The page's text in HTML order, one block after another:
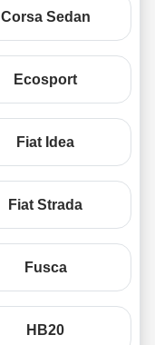
Corsa Sedan
Ecosport
Fiat Idea
Fiat Strada
Fusca
HB20